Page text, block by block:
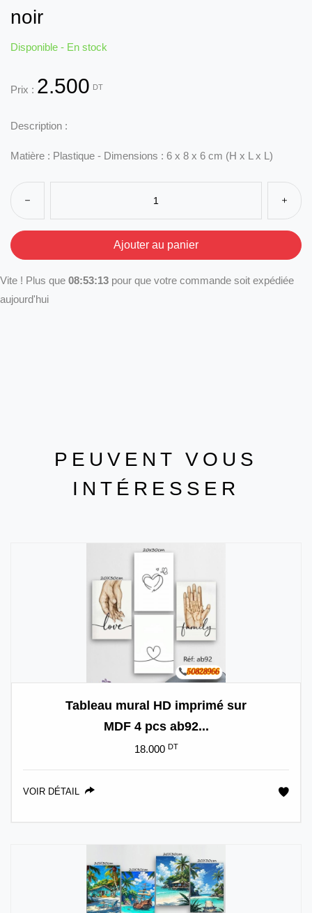
noir
Disponible - En stock
Prix : 2.500 DT
Description :
Matière : Plastique - Dimensions : 6 x 8 x 6 cm (H x L x L)
Vite ! Plus que 08:53:13 pour que votre commande soit expédiée
aujourd'hui
PEUVENT VOUS
INTÉRESSER
Tableau mural HD imprimé sur
MDF 4 pcs ab92...
18.000 DT
VOIR DÉTAIL